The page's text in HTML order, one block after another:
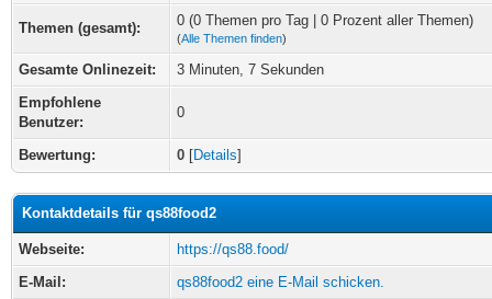
Themen (gesamt): 0 (0 Themen pro Tag | 0 Prozent aller Themen)
(Alle Themen finden)
Gesamte Onlinezeit:
3 Minuten, 7 Sekunden
Empfohlene
Benutzer:
0
Bewertung: 0 [Details]
Kontaktdetails für qs88food2
Webseite:
https://qs88.food/
E-Mail:
qs88food2 eine E-Mail schicken.